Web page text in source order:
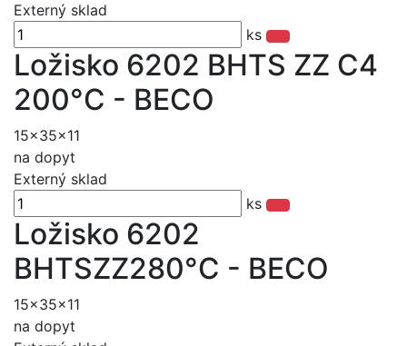
Externý sklad
ks
Ložisko 6202 BHTS ZZ C4
200°C - BECO
15x35x11
na dopyt
Externý sklad
ks
Ložisko 6202
BHTSZZ280°C - BECO
15x35x11
na dopyt